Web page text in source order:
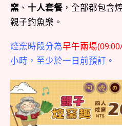
窯 、 十人套餐 ，全部都包含
親子釣魚樂。
焢窯時段分為早午兩場
小時，至少於一日前預訂。